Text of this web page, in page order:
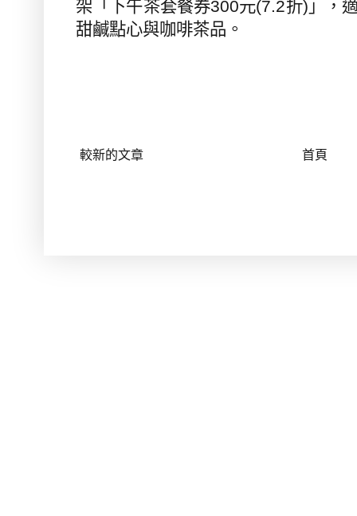
架「下午茶套餐券300元(7.2折) 」，
甜鹹點心與咖啡茶品。
較新的文章 首頁